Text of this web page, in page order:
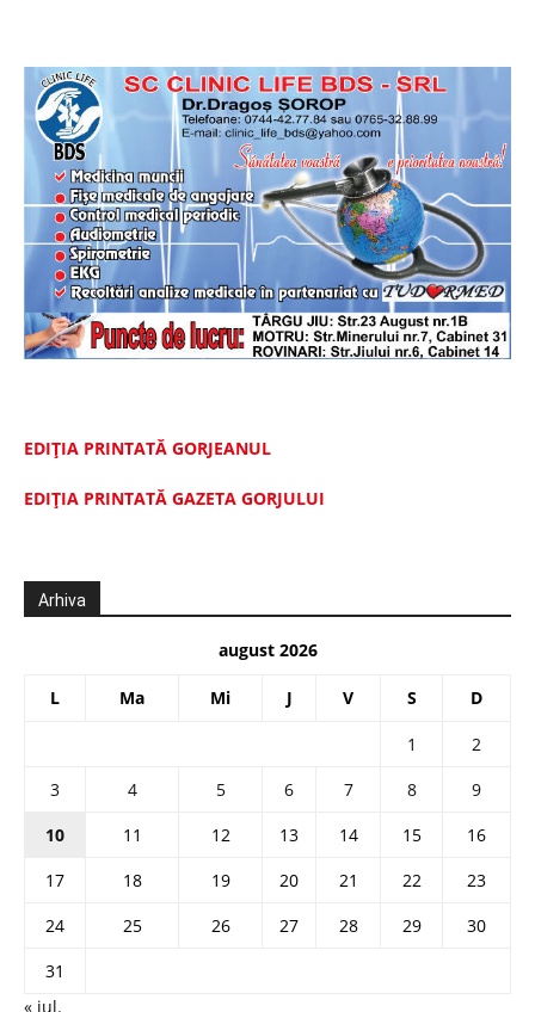
EDIȚIA PRINTATĂ GORJEANUL
EDIŢIA PRINTATĂ GAZETA GORJULUI
Arhiva
august 2026
L Ma Mi J V S D
1
2
3
4 5 6 7 8
9
10
11 12 13 14 15
16
17
18 19 20 21 22
23
24
25 26 27 28 29
30
31
« iul.